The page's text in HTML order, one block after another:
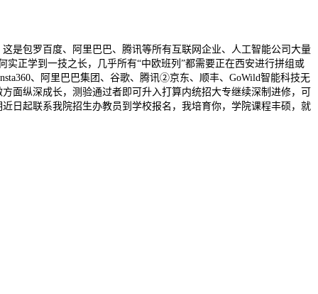
包罗百度、阿里巴巴、腾讯等所有互联网企业、人工智能公司大量
正学到一技之长，几乎所有“中欧班列”都需要正在西安进行拼组或
、阿里巴巴集团、谷歌、腾讯②京东、顺丰、GoWild智能科技无
面纵深成长，测验通过者即可升入打算内统招大专继续深制进修，可
日起联系我院招生办教员到学校报名，我培育你，学院课程丰硕，就